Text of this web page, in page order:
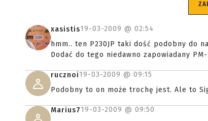
xasistis19-03-2009 @ 02:54
hmm.. ten P230JP taki dość podobny do
Dodać do tego niedawno zapowiadany
rucznoi19-03-2009 @ 09:15
Podobny to on może trochę jest. Ale to
Marius719-03-2009 @ 09:50